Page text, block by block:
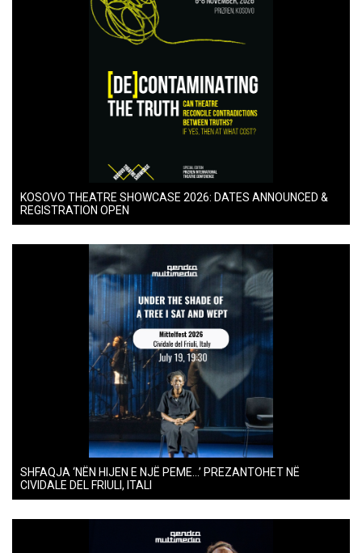
KOSOVO THEATRE SHOWCASE 2026: DATES ANNOUNCED &
REGISTRATION OPEN
SHFAQJA ‘NËN HIJEN E NJË PEME…’ PREZANTOHET NË
CIVIDALE DEL FRIULI, ITALI